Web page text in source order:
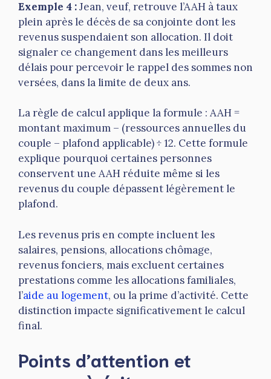
Exemple 4 :Jean, veuf, retrouve l’AAH à taux
plein après le décès de sa conjointe dont les
revenus suspendaient son allocation. Il doit
signaler ce changement dans les meilleurs
délais pour percevoir le rappel des sommes non
versées, dans la limite de deux ans.
La règle de calcul applique la formule : AAH =
montant maximum – (ressources annuelles du
couple – plafond applicable) ÷ 12. Cette formule
explique pourquoi certaines personnes
conservent une AAH réduite même si les
revenus du couple dépassent légèrement le
plafond.
Les revenus pris en compte incluent les
salaires, pensions, allocations chômage,
revenus fonciers, mais excluent certaines
prestations comme les allocations familiales,
l’aide au logement, ou la prime d’activité. Cette
distinction impacte significativement le calcul
final.
Points d’attention et